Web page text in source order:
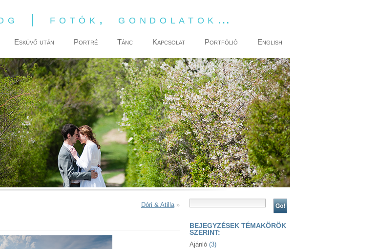
| fotók, gondolatok…
Esküvő után Portré Tánc Kapcsolat Portfólió English
Dóri & Atilla»
BEJEGYZÉSEK TÉMAKÖRÖK
SZERINT:
Ajánló (3)